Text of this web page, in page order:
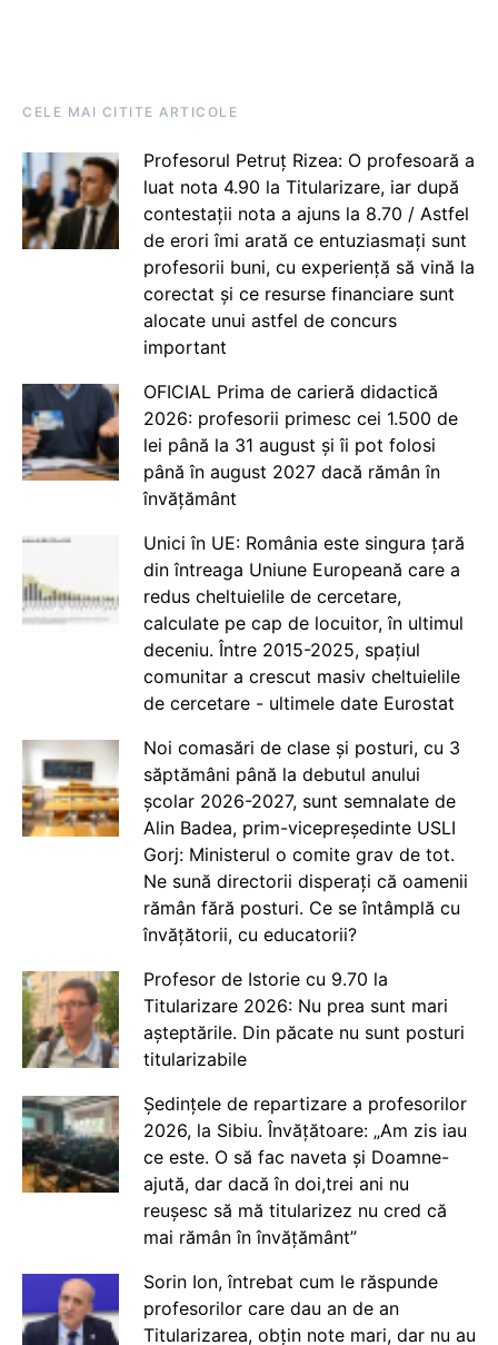
CELE MAI CITITE ARTICOLE
Profesorul Petruț Rizea: O profesoară a
luat nota 4.90 la Titularizare, iar după
contestații nota a ajuns la 8.70 / Astfel
de erori îmi arată ce entuziasmați sunt
profesorii buni, cu experiență să vină la
corectat și ce resurse financiare sunt
alocate unui astfel de concurs
important
OFICIAL Prima de carieră didactică
2026: profesorii primesc cei 1.500 de
lei până la 31 august și îi pot folosi
până în august 2027 dacă rămân în
învățământ
Unici în UE: România este singura țară
din întreaga Uniune Europeană care a
redus cheltuielile de cercetare,
calculate pe cap de locuitor, în ultimul
deceniu. Între 2015-2025, spațiul
comunitar a crescut masiv cheltuielile
de cercetare - ultimele date Eurostat
Noi comasări de clase și posturi, cu 3
săptămâni până la debutul anului
școlar 2026-2027, sunt semnalate de
Alin Badea, prim-vicepreședinte USLI
Gorj: Ministerul o comite grav de tot.
Ne sună directorii disperați că oamenii
rămân fără posturi. Ce se întâmplă cu
învățătorii, cu educatorii?
Profesor de Istorie cu 9.70 la
Titularizare 2026: Nu prea sunt mari
așteptările. Din păcate nu sunt posturi
titularizabile
Ședințele de repartizare a profesorilor
2026, la Sibiu. Învățătoare: „Am zis iau
ce este. O să fac naveta și Doamne-
ajută, dar dacă în doi,trei ani nu
reușesc să mă titularizez nu cred că
mai rămân în învățământ”
Sorin Ion, întrebat cum le răspunde
profesorilor care dau an de an
Titularizarea, obțin note mari, dar nu au